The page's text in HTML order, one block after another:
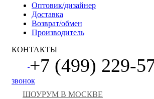
Оптовик/дизайнер
Доставка
Возврат/обмен
Производитель
КОНТАКТЫ
+7 (499) 229-
звонок
ШОУРУМ В МОСКВЕ